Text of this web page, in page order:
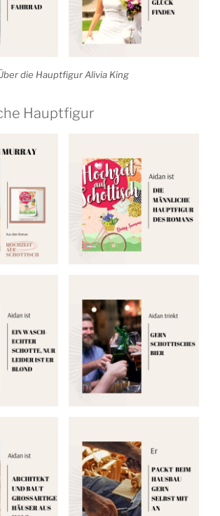
die Hauptfigur Alivia King
Hauptfigur